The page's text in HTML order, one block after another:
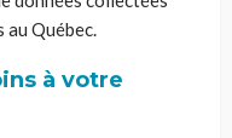
au Québec.
à votre